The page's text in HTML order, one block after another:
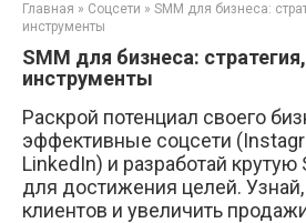
Главная » Соцсети » SMM для бизнеса:
инструменты
SMM для бизнеса:
инструменты
Раскрой потенциал своего
эффективные соцсети
LinkedIn) и разработай крутую
для достижения целей.
клиентов и увеличить